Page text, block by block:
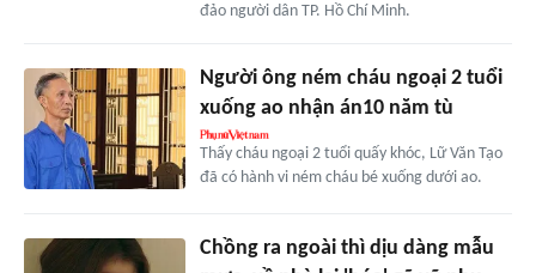
đảo người dân TP. Hồ Chí Minh.
Người ông ném cháu ngoại 2 tuổi
xuống ao nhận án10 năm tù
Thấy cháu ngoại 2 tuổi quấy khóc, Lữ Văn Tạo
đã có hành vi ném cháu bé xuống dưới ao.
Chồng ra ngoài thì dịu dàng mẫu